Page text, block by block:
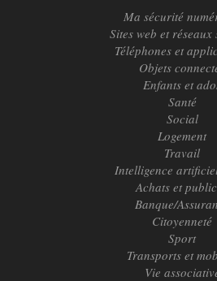
Ma sécurité
Sites web et réseaux
Téléphones et
Objets
Enfants et
Santé
Social
Logement
Travail
Intelligence
Achats et
Banque/
Citoyenneté
Sport
Transports et
Vie